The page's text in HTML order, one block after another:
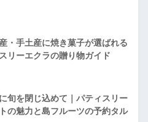
・手土産に焼き菓子が選ばれる
リーエクラの贈り物ガイド
旬を閉じ込めて｜パティスリー
の魅力と島フルーツの予約タル